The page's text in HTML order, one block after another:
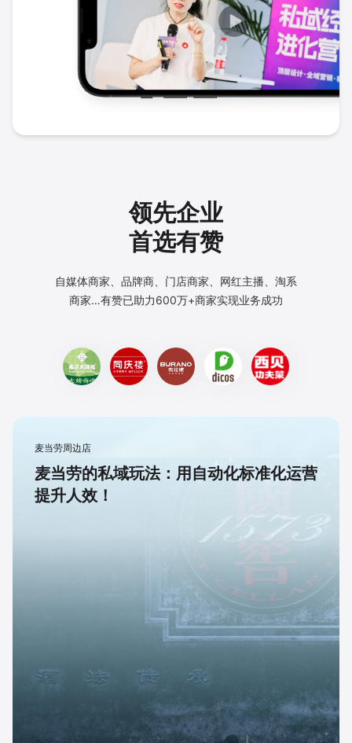
领先企业
首选有赞
自媒体商家、品牌商、门店商家、网红主播、淘系
商家…有赞已助力600万+商家实现业务成功
麦当劳周边店
麦当劳的私域玩法：用自动化标准化运营
提升人效！